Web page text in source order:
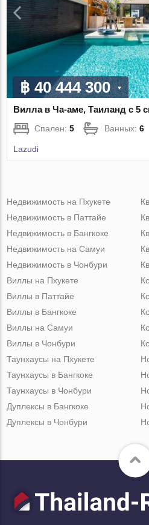
฿ 40 444 300
Вилла в Ча-аме, Таиланд с 5
Спален:5 Ванных:6
Lazudi
Недвижимость на Пхукете
Недвижимость в Паттайе
Недвижимость в Бангкоке
Недвижимость на Самуи
Недвижимость в Чонбури
Виллы на Пхукете
Виллы в Паттайе
Виллы в Бангкоке
Виллы на Самуи
Виллы в Чонбури
Таунхаусы на Пхукете
Таунхаусы в Бангкоке
Таунхаусы в Чонбури
Дуплексы в Бангкоке
Дуплексы в Чонбури